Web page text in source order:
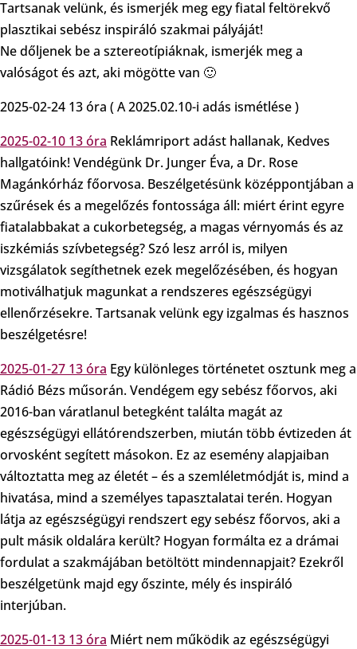
Tartsanak velünk, és ismerjék meg egy fiatal feltörekvő
plasztikai sebész inspiráló szakmai pályáját!
Ne dőljenek be a sztereotípiáknak, ismerjék meg a
valóságot és azt, aki mögötte van 🙂
2025-02-24 13 óra ( A 2025.02.10-i adás ismétlése )
2025-02-10 13 óra Reklámriport adást hallanak, Kedves
hallgatóink! Vendégünk Dr. Junger Éva, a Dr. Rose
Magánkórház főorvosa. Beszélgetésünk középpontjában a
szűrések és a megelőzés fontossága áll: miért érint egyre
fiatalabbakat a cukorbetegség, a magas vérnyomás és az
iszkémiás szívbetegség? Szó lesz arról is, milyen
vizsgálatok segíthetnek ezek megelőzésében, és hogyan
motiválhatjuk magunkat a rendszeres egészségügyi
ellenőrzésekre. Tartsanak velünk egy izgalmas és hasznos
beszélgetésre!
2025-01-27 13 óra Egy különleges történetet osztunk meg a
Rádió Bézs műsorán. Vendégem egy sebész főorvos, aki
2016-ban váratlanul betegként találta magát az
egészségügyi ellátórendszerben, miután több évtizeden át
orvosként segített másokon. Ez az esemény alapjaiban
változtatta meg az életét – és a szemléletmódját is, mind a
hivatása, mind a személyes tapasztalatai terén. Hogyan
látja az egészségügyi rendszert egy sebész főorvos, aki a
pult másik oldalára került? Hogyan formálta ez a drámai
fordulat a szakmájában betöltött mindennapjait? Ezekről
beszélgetünk majd egy őszinte, mély és inspiráló
interjúban.
2025-01-13 13 óra Miért nem működik az egészségügyi